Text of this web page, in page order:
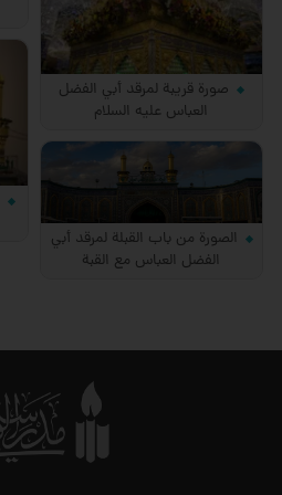
صورة قريبة لمرقد أبي الفضل
العباس عليه السلام
الصورة من باب القبلة لمرقد أبي
الفضل العباس مع القبة